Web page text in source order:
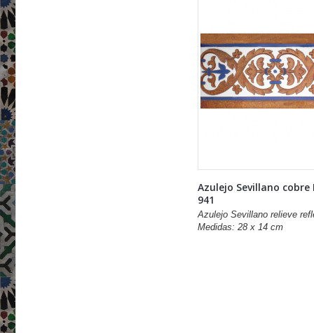
Azulejo Sevillano cobre
941
Azulejo Sevillano relieve
Medidas: 28 x 14 cm